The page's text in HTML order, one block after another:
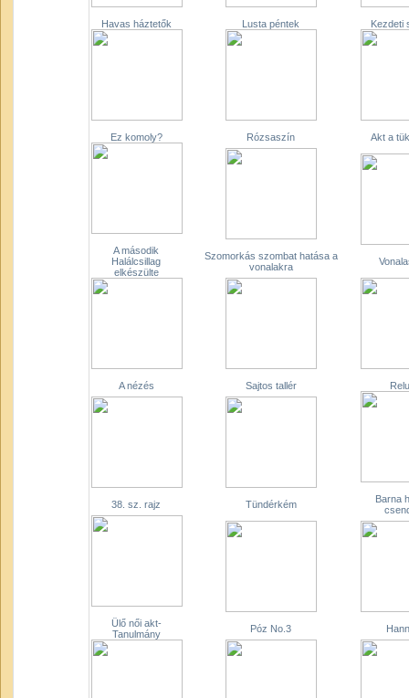
Havas háztetők Lusta péntek Kezdeti
Ez komoly? Rózsaszín Akt a
A második
Halálcsillag
elkészülte
Szomorkás szombat hatása a
vonalakra
A nézés Sajtos tallér
38. sz. rajz Tündérkém
Barna
Ülő női akt-
Tanulmány
Póz No.3